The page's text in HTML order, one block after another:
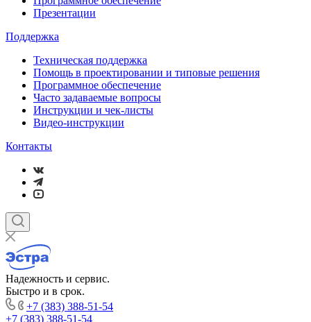
Презентации
Поддержка
Техническая поддержка
Помощь в проектировании и типовые решения
Программное обеспечение
Часто задаваемые вопросы
Инструкции и чек-листы
Видео-инструкции
Контакты
Надежность и сервис.
Быстро и в срок.
+7 (383) 388-51-54
+7 (383) 388-51-54